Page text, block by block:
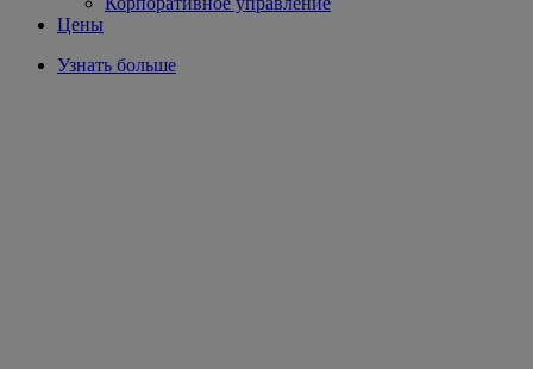
Цены
Узнать больше